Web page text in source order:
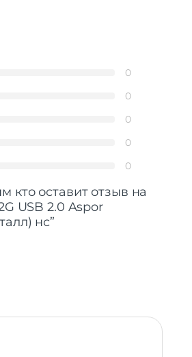
0
0
0
0
0
кто оставит отзыв на
USB 2.0 Aspor
нс”